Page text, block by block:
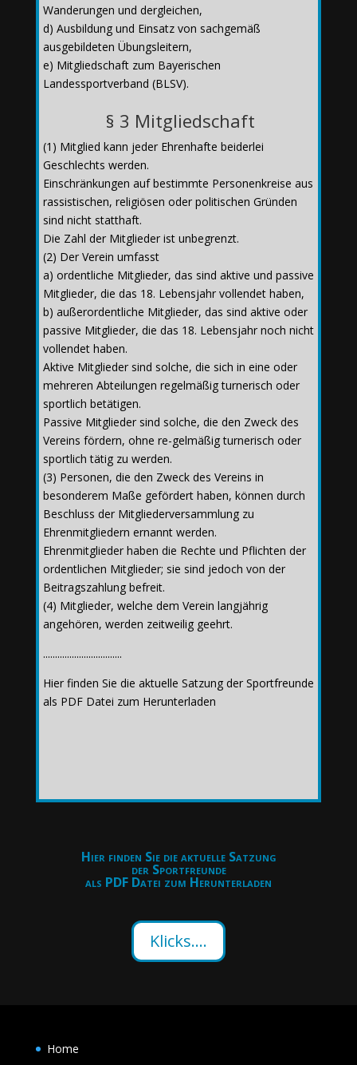
Wanderungen und dergleichen,
d) Ausbildung und Einsatz von sachgemäß
ausgebildeten Übungsleitern,
e) Mitgliedschaft zum Bayerischen
Landessportverband (BLSV).
§ 3 Mitgliedschaft
(1) Mitglied kann jeder Ehrenhafte beiderlei
Geschlechts werden.
Einschränkungen auf bestimmte Personenkreise aus
rassistischen, religiösen oder politischen Gründen
sind nicht statthaft.
Die Zahl der Mitglieder ist unbegrenzt.
(2) Der Verein umfasst
a) ordentliche Mitglieder, das sind aktive und passive
Mitglieder, die das 18. Lebensjahr vollendet haben,
b) außerordentliche Mitglieder, das sind aktive oder
passive Mitglieder, die das 18. Lebensjahr noch nicht
vollendet haben.
Aktive Mitglieder sind solche, die sich in eine oder
mehreren Abteilungen regelmäßig turnerisch oder
sportlich betätigen.
Passive Mitglieder sind solche, die den Zweck des
Vereins fördern, ohne re-gelmäßig turnerisch oder
sportlich tätig zu werden.
(3) Personen, die den Zweck des Vereins in
besonderem Maße gefördert haben, können durch
Beschluss der Mitgliederversammlung zu
Ehrenmitgliedern ernannt werden.
Ehrenmitglieder haben die Rechte und Pflichten der
ordentlichen Mitglieder; sie sind jedoch von der
Beitragszahlung befreit.
(4) Mitglieder, welche dem Verein langjährig
angehören, werden zeitweilig geehrt.
.................................
Hier finden Sie die aktuelle Satzung der Sportfreunde
als PDF Datei zum Herunterladen
Hier finden Sie die aktuelle Satzung
der Sportfreunde
als PDF Datei zum Herunterladen
Klicks....
Home